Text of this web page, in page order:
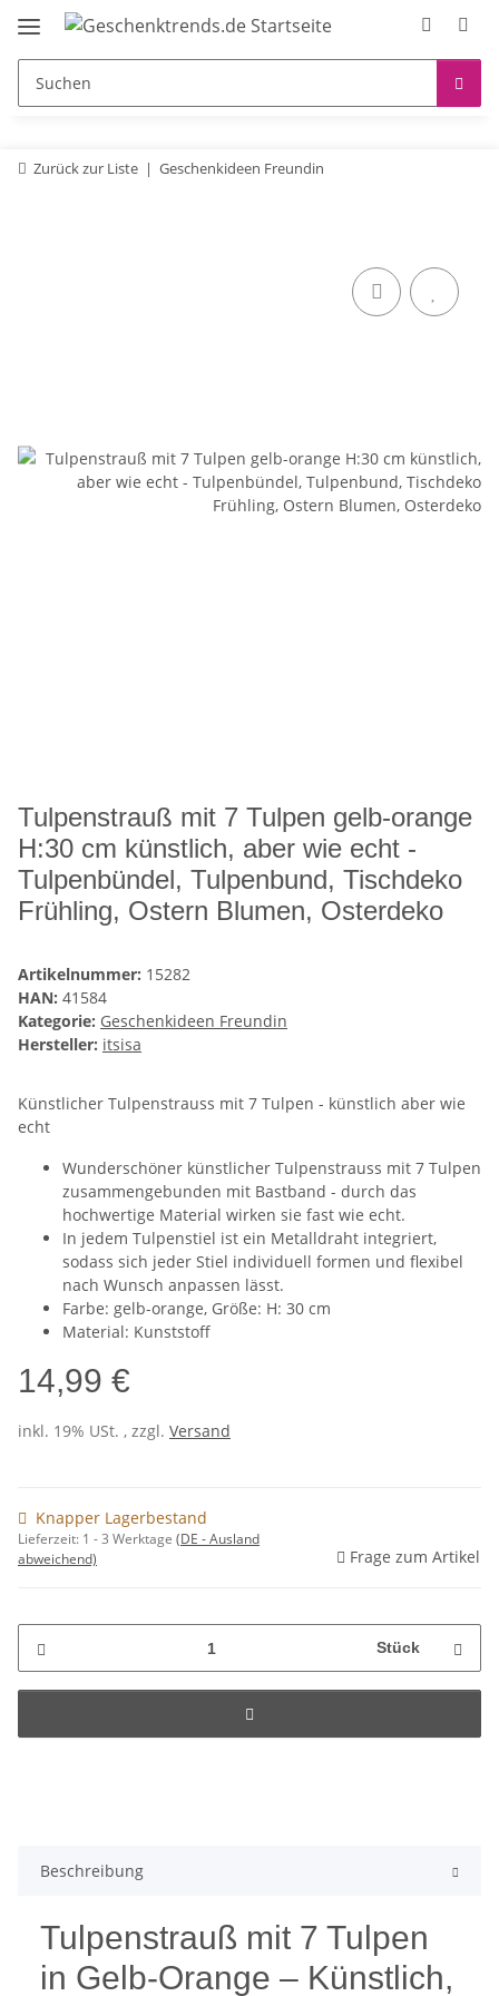
Zurück zur Liste Geschenkideen Freundin
Tulpenstrauß mit 7 Tulpen gelb-orange
H:30 cm künstlich, aber wie echt -
Tulpenbündel, Tulpenbund, Tischdeko
Frühling, Ostern Blumen, Osterdeko
Artikelnummer: 15282
HAN: 41584
Kategorie: Geschenkideen Freundin
Hersteller: itsisa
Künstlicher Tulpenstrauss mit 7 Tulpen - künstlich aber wie
echt
Wunderschöner künstlicher Tulpenstrauss mit 7 Tulpen
zusammengebunden mit Bastband - durch das
hochwertige Material wirken sie fast wie echt.
In jedem Tulpenstiel ist ein Metalldraht integriert,
sodass sich jeder Stiel individuell formen und flexibel
nach Wunsch anpassen lässt.
Farbe: gelb-orange, Größe: H: 30 cm
Material: Kunststoff
14,99 €
inkl. 19% USt. , zzgl. Versand
Knapper Lagerbestand
Lieferzeit: 1 - 3 Werktage (DE - Ausland
abweichend)
Frage zum Artikel
Stück
Beschreibung
Tulpenstrauß mit 7 Tulpen
in Gelb-Orange – Künstlich,